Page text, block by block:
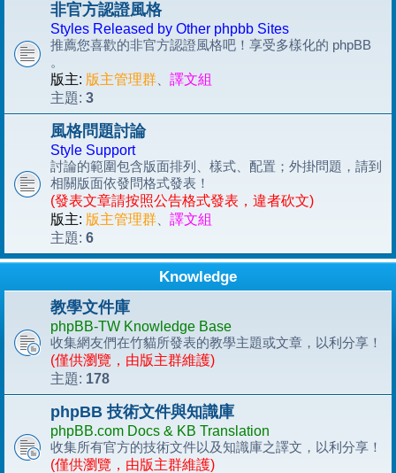
非官方認證風格
Styles Released by Other phpbb Sites
推薦您喜歡的非官方認證風格吧！享受多樣化的 phpBB
。
版主: 版主管理群
譯文組
主題: 3
風格問題討論
Style Support
討論的範圍包含版面排列、樣式、配置；外掛問題，請到
相關版面依發問格式發表！
(發表文章請按照公告格式發表，違者砍文)
版主: 版主管理群
譯文組
主題: 6
Knowledge
教學文件庫
phpBB-TW Knowledge Base
收集網友們在竹貓所發表的教學主題或文章，以利分享！
(僅供瀏覽，由版主群維護)
主題: 178
phpBB 技術文件與知識庫
phpBB.com Docs & KB Translation
收集所有官方的技術文件以及知識庫之譯文，以利分享！
(僅供瀏覽，由版主群維護)